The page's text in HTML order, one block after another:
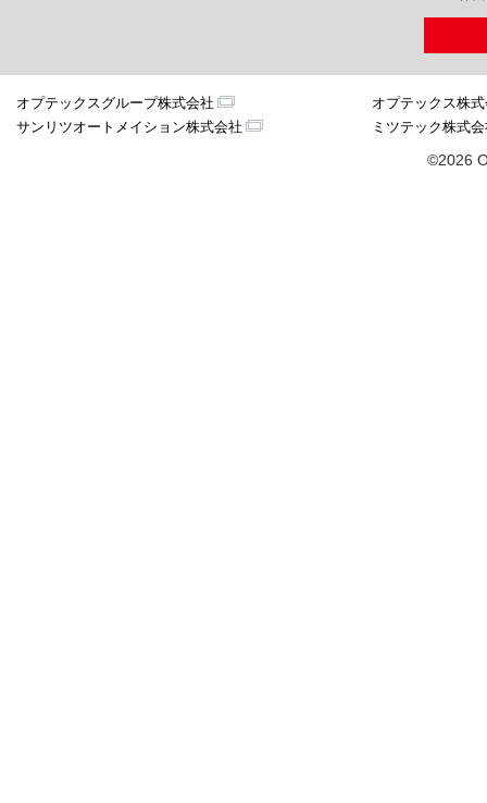
オプテックスグループ株式会社
オプテックス株
サンリツオートメイション株式会社
ミツテック株式
©2026